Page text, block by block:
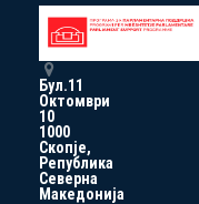
Бул.11
Октомври
10
1000
Скопје,
Република
Северна
Македонија